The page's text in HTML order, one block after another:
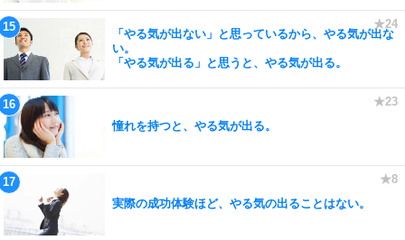
「やる気が出ない」と思っているから、やる気が出な
い。
「やる気が出る」と思うと、やる気が出る。
憧れを持つと、やる気が出る。
実際の成功体験ほど、やる気の出ることはない。